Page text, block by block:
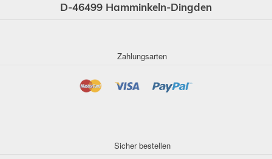
D-46499 Hamminkeln-Dingden
Zahlungsarten
Sicher bestellen